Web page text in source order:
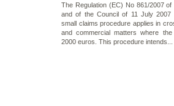
The Regulation (EC) No 861/2007
and of the Council of 11 July 2007
small claims procedure applies in
and commercial matters where
2000 euros. This procedure intends...